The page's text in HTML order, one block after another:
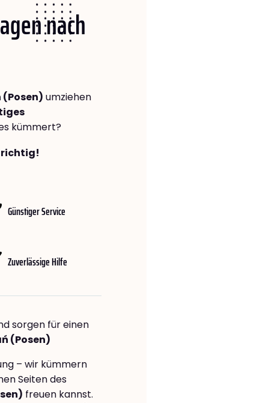
nach
(Posen) umziehen
kümmert?
richtig!
Günstiger Service
Zuverlässige Hilfe
sorgen für einen
(Posen)
– wir kümmern
Seiten des
freuen kannst.